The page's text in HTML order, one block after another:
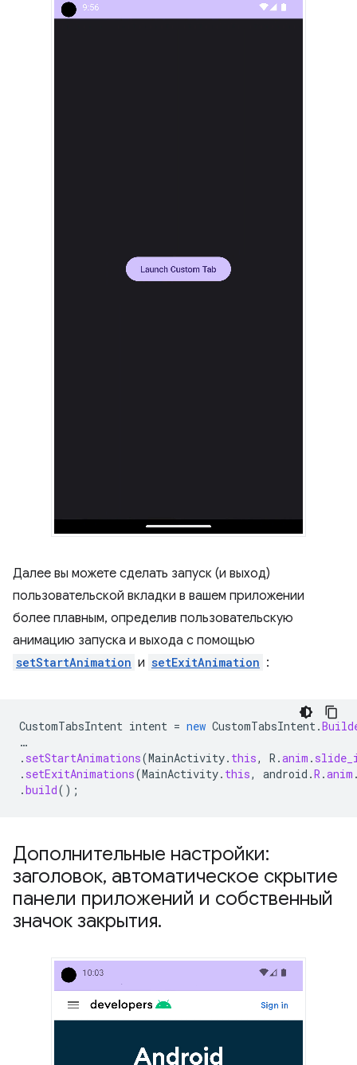
Далее вы можете сделать запуск (и выход)
пользовательской вкладки в вашем приложении
более плавным, определив пользовательскую
анимацию запуска и выхода с помощью
setStartAnimation и setExitAnimation :
CustomTabsIntent intent = new CustomTabsIntent.
…
. setStartAnimations(MainActivity. this, R .anim .
. setExitAnimations(MainActivity. this, android .R .anim
.build();
Дополнительные настройки:
заголовок, автоматическое скрытие
панели приложений и собственный
значок закрытия.